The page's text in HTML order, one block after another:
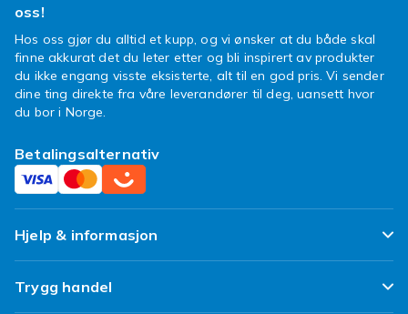
oss!
Hos oss gjør du alltid et kupp, og vi ønsker at du både skal
finne akkurat det du leter etter og bli inspirert av produkter
du ikke engang visste eksisterte, alt til en god pris. Vi sender
dine ting direkte fra våre leverandører til deg, uansett hvor
du bor i Norge.
Betalingsalternativ
Hjelp & informasjon
Ofte stilte spørsmål
Trygg handel